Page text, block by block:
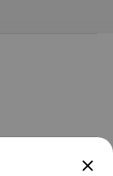
keyboard_arrow_down
close